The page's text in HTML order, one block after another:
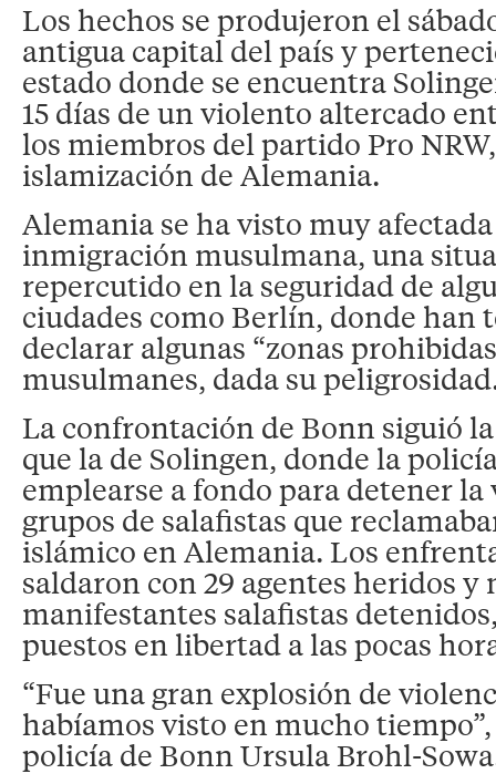
Los hechos se produjeron el
antigua capital del país y
estado donde se encuentra
15 días de un violento altercado
los miembros del partido Pro
islamización de Alemania.
Alemania se ha visto muy
inmigración musulmana, una
repercutido en la seguridad de
ciudades como Berlín, donde han
declarar algunas “zonas
musulmanes, dada su
La confrontación de Bonn siguió
que la de Solingen, donde la
emplearse a fondo para detener la
grupos de salafistas que
islámico en Alemania. Los
saldaron con 29 agentes heridos y
manifestantes salafistas
puestos en libertad a las pocas
“Fue una gran explosión de
habíamos visto en mucho
policía de Bonn Ursula Brohl-